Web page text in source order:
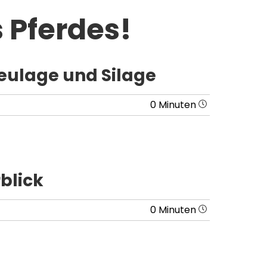
und Silage
0 Minuten
0 Minuten